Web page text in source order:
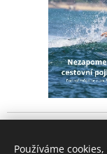
Používáme